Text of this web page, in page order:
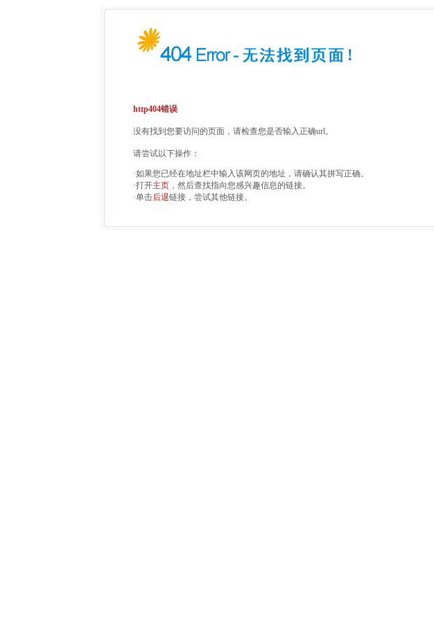
http404错误
没有找到您要访问的页面，请检查您是否输入正确url。
请尝试以下操作：
·如果您已经在地址栏中输入该网页的地址，请确认其拼写正确。
·打开主页 ，然后查找指向您感兴趣信息的链接。
·单击后退链接，尝试其他链接。